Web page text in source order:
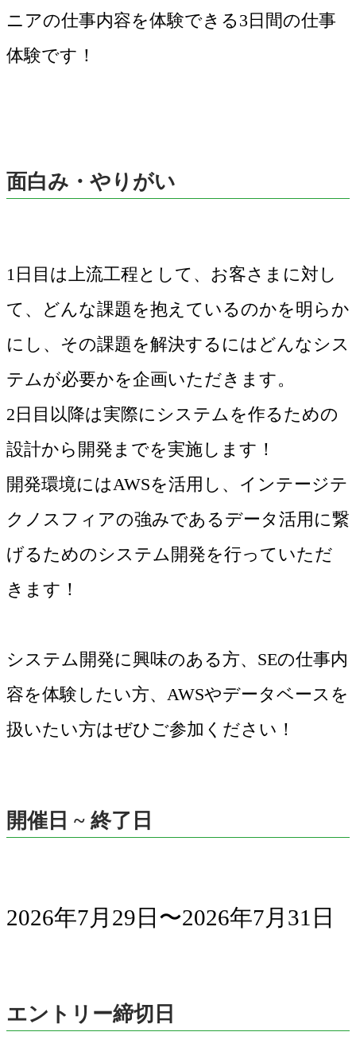
ニアの仕事内容を体験できる3日間の仕事
体験です！
面白み・やりがい
1日目は上流工程として、お客さまに対し
て、どんな課題を抱えているのかを明らか
にし、その課題を解決するにはどんなシス
テムが必要かを企画いただきます。
2日目以降は実際にシステムを作るための
設計から開発までを実施します！
開発環境にはAWSを活用し、インテージテ
クノスフィアの強みであるデータ活用に繋
げるためのシステム開発を行っていただ
きます！
システム開発に興味のある方、SEの仕事内
容を体験したい方、AWSやデータベースを
扱いたい方はぜひご参加ください！
開催日 ~ 終了日
2026年7月29日〜2026年7月31日
エントリー締切日